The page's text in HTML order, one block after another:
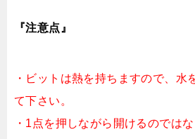
『注意点』
・ビットは熱を持ちますので、水
て下さい。
・1点を押しながら開けるのでは